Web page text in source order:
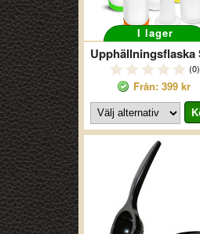
I lager
(0)
Från: 399 kr